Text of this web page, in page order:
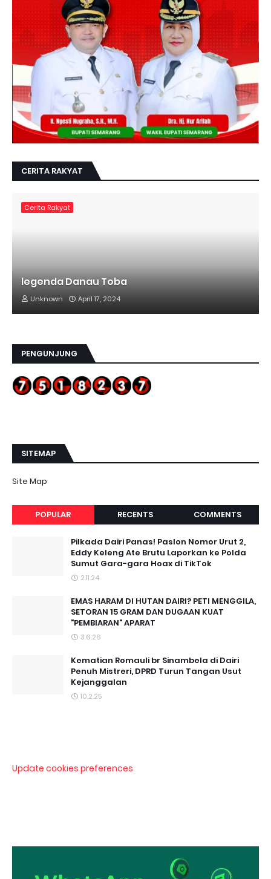
CERITA RAKYAT
Cerita Rakyat
legenda Danau Toba
Unknown April 17, 2024
PENGUNJUNG
SITEMAP
Site Map
POPULAR RECENTS COMMENTS
Pilkada Dairi Panas! Paslon Nomor Urut 2,
Eddy Keleng Ate Brutu Laporkan ke Polda
Sumut Gara-gara Hoax di TikTok
2.11.24
EMAS HARAM DI HUTAN DAIRI? PETI MENGGILA,
SETORAN 15 GRAM DAN DUGAAN KUAT
"PEMBIARAN" APARAT
3.6.26
Kematian Romauli br Sinambela di Dairi
Penuh Mistreri, DPRD Turun Tangan Usut
Kejanggalan
10.2.25
Update cookies preferences